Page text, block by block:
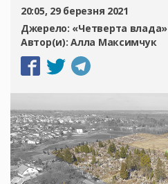
20:05, 29 березня 2021
Джерело: «Четверта влада»
Автор(и):Алла Максимчук